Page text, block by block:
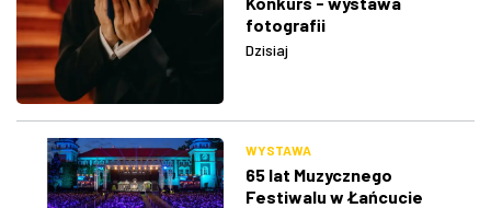
fotografii
Dzisiaj
WYSTAWA
65 lat Muzycznego
Festiwalu w Łańcucie